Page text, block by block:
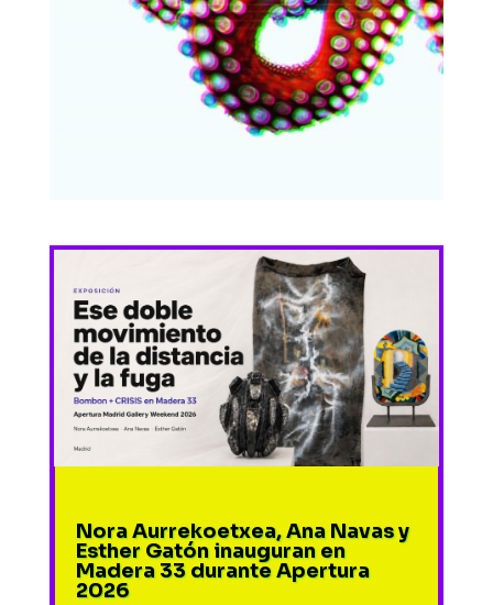
Nora Aurrekoetxea, Ana Navas y
Esther Gatón inauguran en
Madera 33 durante Apertura
2026